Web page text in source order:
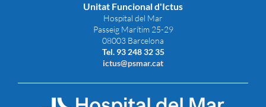
Unitat Funcional d'Ictus
Hospital del Mar
Passeig Marítim 25-29
08003 Barcelona
Tel. 93 248 32 35
ictus@psmar.cat